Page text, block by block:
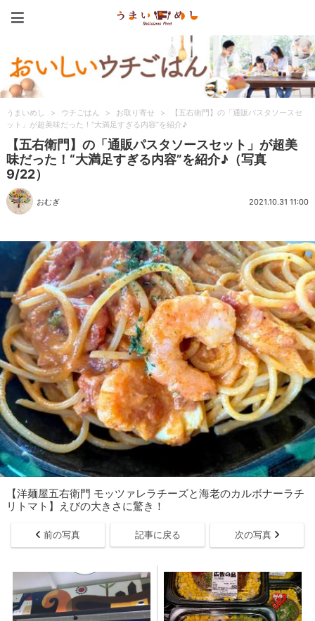
うまいめし > ウチごはん > お取り寄せ >
【五右衛門】の「通販パスタソースセ
ット」が超美味だった！“大満足すぎる内容”を紹介♪
【五右衛門】の「通販パスタソースセット」が超美
味だった！“大満足すぎる内容”を紹介♪（写真
9/22）
おむぎ 2021.10.31 11:00
【洋麺屋五右衛門 モッツァレラチーズと海老のカルボナーラチ
リトマト】えびの大きさに驚き！
前の写真 記事に戻る 次の写真